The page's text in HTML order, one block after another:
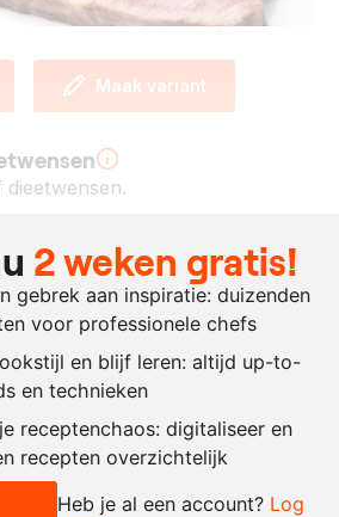
Maak variant
house steak
zout
+
2 weken gratis!
gebrek aan inspiratie: duizenden
voor professionele chefs
en blijf leren: altijd up-to-
en technieken
receptenchaos: digitaliseer en
recepten overzichtelijk
Heb je al een account? Log